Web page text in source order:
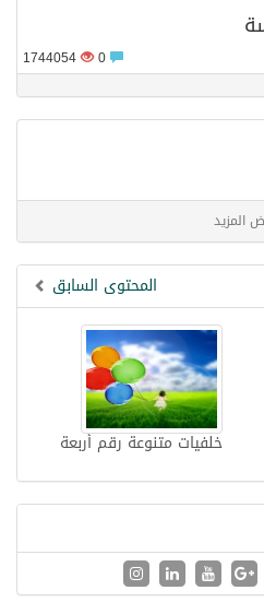
من مكة بدأت الرسالة .. ثلاث دول وإرادة واحدة للأمن والسلام
1744054
المزيد
المحتوى السابق
خلفيات متنوعة رقم أربعة